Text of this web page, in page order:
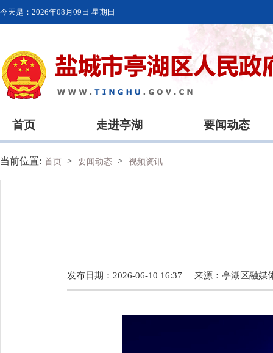
今天是： 2026年08月09日 星期日
首页 走进亭湖 要闻动态
当前位置: 首页 > 要闻动态 > 视频资讯
发布日期：2026-06-10 16:37 来源： 亭湖区融媒